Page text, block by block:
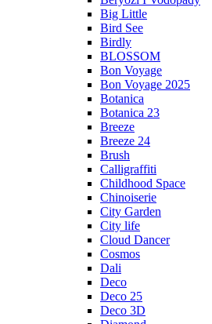
Big Little
Bird See
Birdly
BLOSSOM
Bon Voyage
Bon Voyage 2025
Botanica
Botanica 23
Breeze
Breeze 24
Brush
Calligraffiti
Childhood Space
Chinoiserie
City Garden
City life
Cloud Dancer
Cosmos
Dali
Deco
Deco 25
Deco 3D